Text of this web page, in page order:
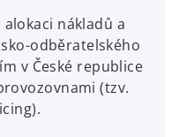
nákladů a
odběratelského
v České republice
(tzv.